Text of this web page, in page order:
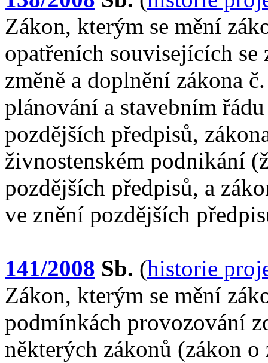
Zákon, kterým se mění
opatřeních souvisejících se
změně a doplnění zákona
plánování a stavebním
pozdějších předpisů,
živnostenském podnikání
pozdějších předpisů, a
ve znění pozdějších
141/2008 Sb. (historie
Zákon, kterým se mění
podmínkách provozování
některých zákonů (zákon